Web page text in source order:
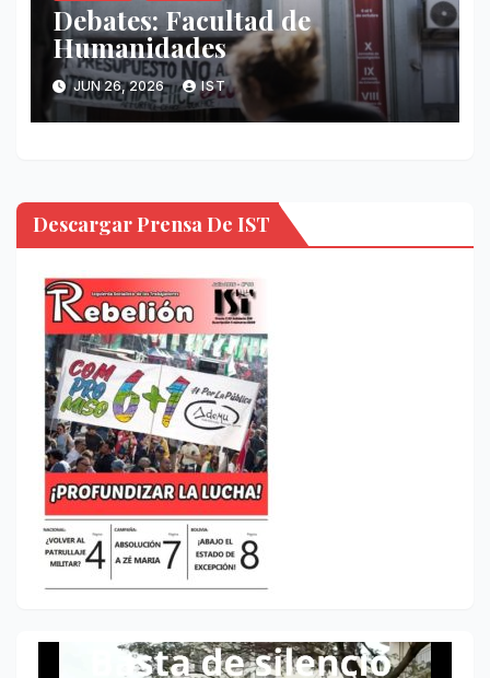
Debates: Facultad de
Humanidades
JUN 26, 2026 IST
Descargar Prensa De IST
Reproductor